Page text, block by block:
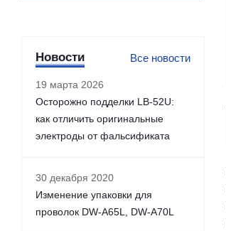
Новости Все новости
19 марта 2026
Осторожно подделки LB-52U:
как отличить оригинальные
электроды от фальсификата
30 декабря 2020
Изменение упаковки для
проволок DW-A65L, DW-A70L